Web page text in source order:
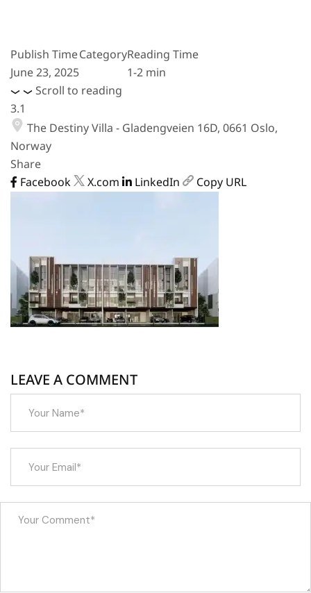
Publish Time
June 23, 2025
CategoryReading Time
1-2 min
Scroll to reading
3.1
The Destiny Villa - Gladengveien 16D, 0661 Oslo,
Norway
Share
Facebook
X.com LinkedIn Copy URL
LEAVE A COMMENT